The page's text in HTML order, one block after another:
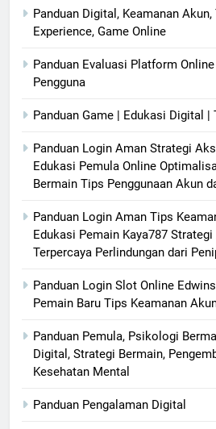
Panduan Digital, Keamanan
Experience, Game Online
Panduan Evaluasi Platform
Pengguna
Panduan Game | Edukasi Digital
Panduan Login Aman Strategi
Edukasi Pemula Online
Bermain Tips Penggunaan Akun
Panduan Login Aman Tips
Edukasi Pemain Kaya787
Terpercaya Perlindungan dari
Panduan Login Slot Online
Pemain Baru Tips Keamanan
Panduan Pemula, Psikologi
Digital, Strategi Bermain,
Kesehatan Mental
Panduan Pengalaman Digital